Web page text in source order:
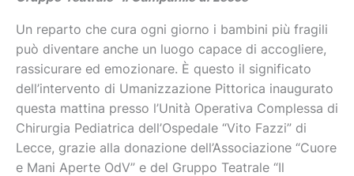
Un reparto che cura ogni giorno i bambini più fragili
può diventare anche un luogo capace di accogliere,
rassicurare ed emozionare. È questo il significato
dell’intervento di Umanizzazione Pittorica inaugurato
questa mattina presso l’Unità Operativa Complessa di
Chirurgia Pediatrica dell’Ospedale “Vito Fazzi” di
Lecce, grazie alla donazione dell’Associazione “Cuore
e Mani Aperte OdV” e del Gruppo Teatrale “Il